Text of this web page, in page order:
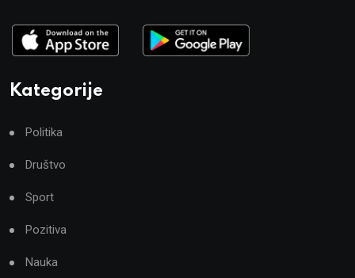
Kategorije
Politika
Društvo
Sport
Pozitiva
Nauka